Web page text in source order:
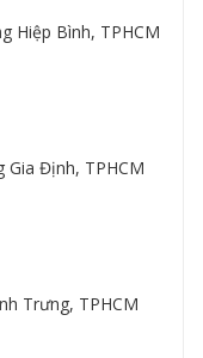
Hiệp Bình, TPHCM
Gia Định, TPHCM
Trưng, TPHCM